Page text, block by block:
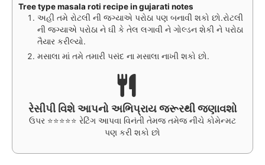
Tree type masala roti recipe in gujarati notes
અહી તમે રોટલી ની જગ્યાએ પરોઠા પણ બનાવી શકો છો.રોટલી
ની જગ્યાએ પરોઠા ને ઘી કે તેલ લગાવી ને ગોલ્ડન શેકી ને પરોઠા
તૈયાર કરીલ્યો.
મસાલા માં તમે તમારી પસંદ ના મસાલા નાખી શકો છો.
રેસીપી વિશે આપનો અભિપ્રાય જરૂરથી જણાવશો
ઉપર ⭐⭐⭐⭐⭐ રેટિંગ આપવા વિનંતી તેમજ તમેજ નીચે કોમેન્મટ
પણ કરી શકો છો